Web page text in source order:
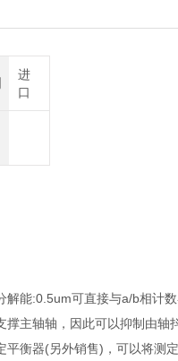
进
口
能:0.5um可直接与a/b相计
主轴轴，因此可以抑制由轴
衡器(另外销售)，可以将测